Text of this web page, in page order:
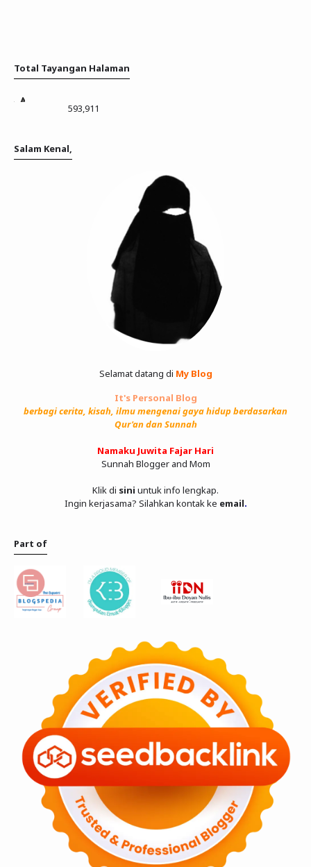
Total Tayangan Halaman
593,911
Salam Kenal,
Selamat datang di My Blog
It's Personal Blog
berbagi cerita, kisah, ilmu mengenai gaya hidup berdasarkan
Qur'an dan Sunnah
Namaku Juwita Fajar Hari
Sunnah Blogger and Mom
Klik di sini untuk info lengkap.
Ingin kerjasama? Silahkan kontak ke email.
Part of